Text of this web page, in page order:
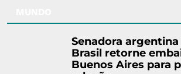
Senadora
Brasil retorne
Buenos Aires para